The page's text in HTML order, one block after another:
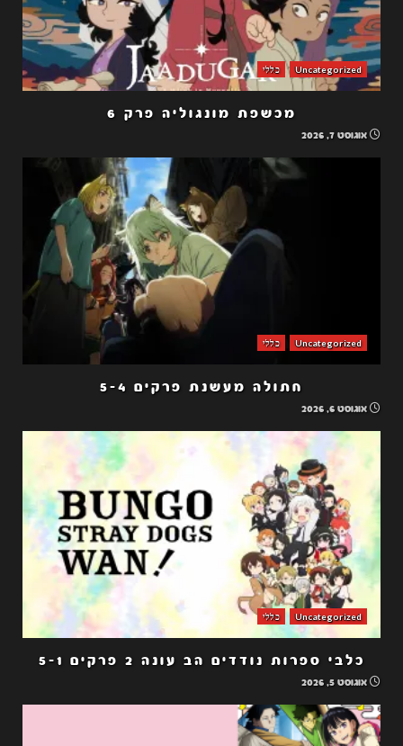
Uncategorized כללי
מכשפת מונגוליה פרק 6
אוגוסט 7, 2026
Uncategorized כללי
חתולה מעשנת פרקים 5-4
אוגוסט 6, 2026
Uncategorized כללי
כלבי ספרות נודדים הב עונה 2 פרקים 5-1
אוגוסט 5, 2026